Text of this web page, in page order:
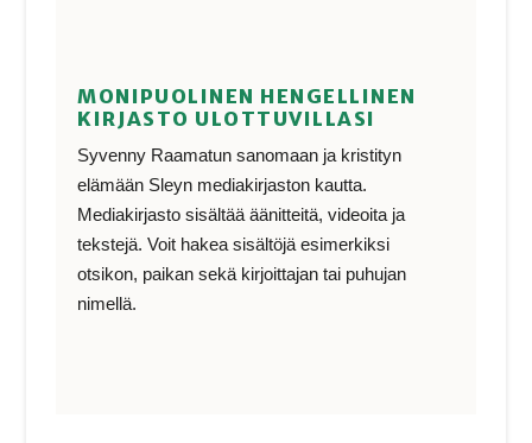
MONIPUOLINEN HENGELLINEN
KIRJASTO ULOTTUVILLASI
Syvenny Raamatun sanomaan ja kristityn
elämään Sleyn mediakirjaston kautta.
Mediakirjasto sisältää äänitteitä, videoita ja
tekstejä. Voit hakea sisältöjä esimerkiksi
otsikon, paikan sekä kirjoittajan tai puhujan
nimellä.